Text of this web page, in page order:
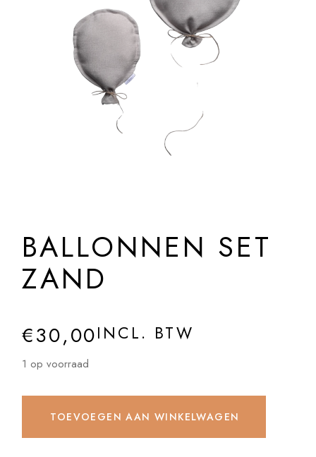
BALLONNEN SET
ZAND
€30,00INCL. BTW
1 op voorraad
TOEVOEGEN AAN WINKELWAGEN